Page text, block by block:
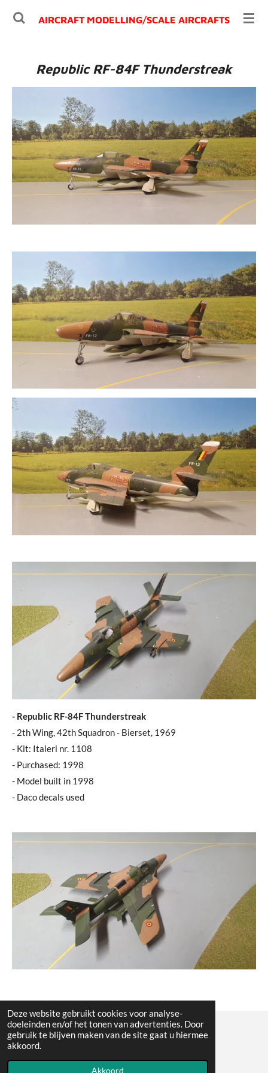
Deze website gebruikt cookies voor analyse-
doeleinden en/of het tonen van advertenties. Door
gebruik te blijven maken van de site gaat u hiermee
akkoord.
Akkoord
Ga
hoofdinhoud
AIRCRAFT MODELLING/SCALE AIRCRAFTS
Republic RF-84F Thunderstreak
- Republic RF-84F Thunderstreak
- 2th Wing, 42th Squadron - Bierset, 1969
- Kit: Italeri nr. 1108
- Purchased: 1998
- Model built in 1998
- Daco decals used
© All the pictures on this website are copywright protected